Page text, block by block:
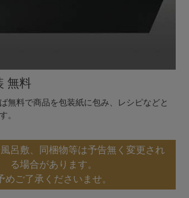
無料
無料で商品を包装紙に包み、レシピなどと
。
呂敷、同梱物等は予告無く変更され
る場合があります。
めご了承くださいませ。